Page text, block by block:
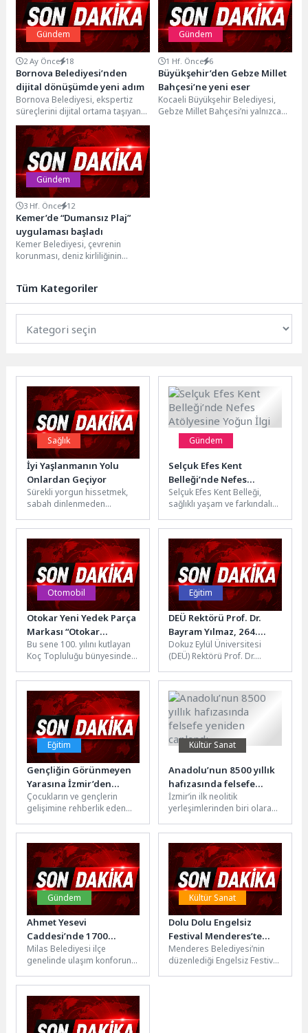
Gündem
2 Ay Önce 18
Bornova Belediyesi’nden
dijital dönüşümde yeni adım
Bornova Belediyesi, ekspertiz
süreçlerini dijital ortama taşıyan
e-Eksper uygulamasını hizmete
açtı. Başvuru, ödeme ve arşiv...
Gündem
1 Hf. Önce 6
Büyükşehir’den Gebze Millet
Bahçesi’ne yeni eser
Kocaeli Büyükşehir Belediyesi,
Gebze Millet Bahçesi’ni yalnızca
Gündem
3 Hf. Önce 12
Kemer’de “Dumansız Plaj”
uygulaması başladı
Kemer Belediyesi, çevrenin
korunması, deniz kirliliğinin
oluşturmak amacıyla Mustafa...
Tüm Kategoriler
Sağlık
İyi Yaşlanmanın Yolu
Onlardan Geçiyor
Sürekli yorgun hissetmek,
sabah dinlenmeden
zorlanmak, gün içinde
enerjinin hızla düşmesi,
uyku...
Gündem
Selçuk Efes Kent
Belleği’nde Nefes
Atölyesine Yoğun İlgi
Selçuk Efes Kent Belleği,
sağlıklı yaşam ve farkındalık
yenisini daha ekledi.
“Nefes...
Otomobil
Otokar Yeni Yedek Parça
Markası “Otokar
Spectra”yı
Automechanika’da
Tanıttı
Bu sene 100. yılını kutlayan
Koç Topluluğu bünyesinde
parça markası...
Eğitim
DEÜ Rektörü Prof. Dr.
Bayram Yılmaz, 264.
Üniversitelerarası Kurul
Toplantısı’na Katıldı
Dokuz Eylül Üniversitesi
(DEÜ) Rektörü Prof. Dr.
Yükseköğretim Kurulu (YÖK)
Başkanlığında
gerçekleştirilen 264....
Eğitim
Gençliğin Görünmeyen
Yarasına İzmir’den
Güçlü Dokunuş:
“Görünmeyeni Görmek”
Çocukların ve gençlerin
gelişimine rehberlik eden
en büyük sorunlarından
birine dikkat...
Kültür Sanat
Anadolu’nun 8500 yıllık
hafızasında felsefe
yeniden canlandı
İzmir’in ilk neolitik
yerleşimlerinden biri olarak
Yeşilova Höyüğü, Bornova
Belediyesi’nin ev...
Gündem
Ahmet Yesevi
Caddesi’nde 1700
Metrelik Yolda Asfalt
Seferberliği Başladı
Milas Belediyesi ilçe
genelinde ulaşım konforunu
altyapısı oluşturmak
amacıyla yürüttüğü...
Kültür Sanat
Dolu Dolu Engelsiz
Festival Menderes’te
Gerçekleşti
Menderes Belediyesi’nin
düzenlediği Engelsiz Festival